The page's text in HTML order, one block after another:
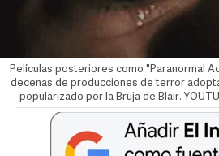
Películas posteriores como "Paranormal
decenas de producciones de terror
popularizado por la Bruja de Blair.